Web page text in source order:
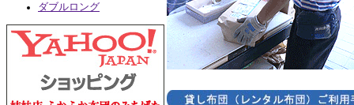
ダブルロング